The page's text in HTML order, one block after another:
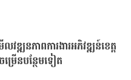
ឌ្ឍនភាពការងារអភិវឌ្ឍន៍ខេត្ត
រើនបន្ថែមទៀត